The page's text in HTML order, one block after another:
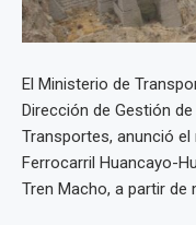
El Ministerio de
Dirección de Gestión
Transportes, anunció
Ferrocarril Huancayo-
Tren Macho, a partir de